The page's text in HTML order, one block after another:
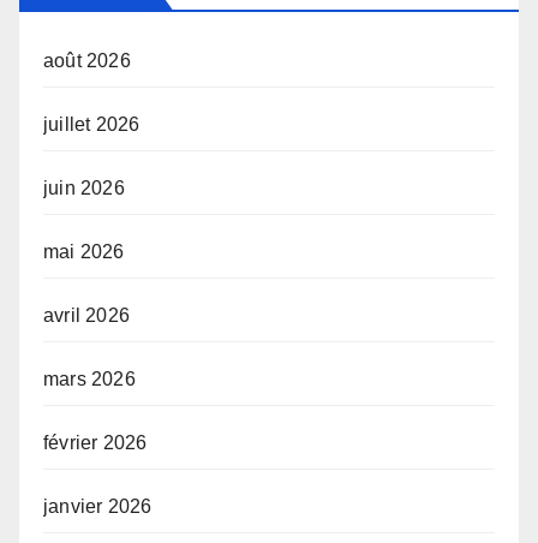
août 2026
juillet 2026
juin 2026
mai 2026
avril 2026
mars 2026
février 2026
janvier 2026